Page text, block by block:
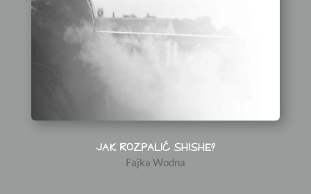
JAK ROZPALIĆ SHISHE?
Fajka Wodna